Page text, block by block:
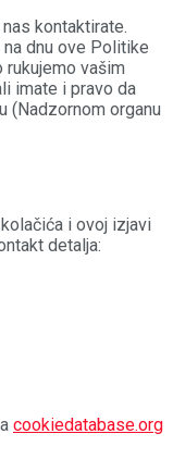
kontaktirate.
dnu ove Politike
vašim
imate i pravo da
(Nadzornom organu
i ovoj izjavi
detalja:
cookiedatabase.org